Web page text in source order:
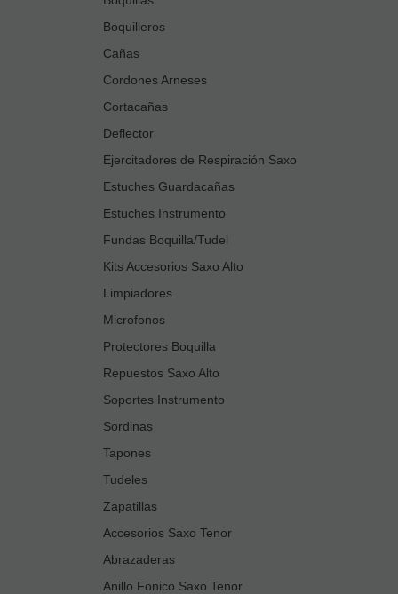
Boquilleros
Cañas
Cordones Arneses
Cortacañas
Deflector
Ejercitadores de Respiración Saxo
Estuches Guardacañas
Estuches Instrumento
Fundas Boquilla/Tudel
Kits Accesorios Saxo Alto
Limpiadores
Microfonos
Protectores Boquilla
Repuestos Saxo Alto
Soportes Instrumento
Sordinas
Tapones
Tudeles
Zapatillas
Accesorios Saxo Tenor
Abrazaderas
Anillo Fonico Saxo Tenor